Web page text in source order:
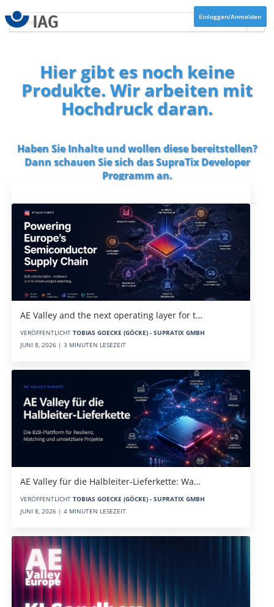
Einloggen/Anmelden
Hier gibt es noch keine
Produkte. Wir arbeiten mit
Hochdruck daran.
Haben Sie Inhalte und wollen diese bereitstellen?
Dann schauen Sie sich dasSupraTix Developer
Programman.
AE Valley and the next operating layer for t…
VERÖFFENTLICHT TOBIAS GOECKE (GÖCKE) - SUPRATIX GMBH
JUNI 8, 2026 | 3 MINUTEN LESEZEIT
AE Valley für die Halbleiter-Lieferkette: Wa…
VERÖFFENTLICHT TOBIAS GOECKE (GÖCKE) - SUPRATIX GMBH
JUNI 8, 2026 | 4 MINUTEN LESEZEIT